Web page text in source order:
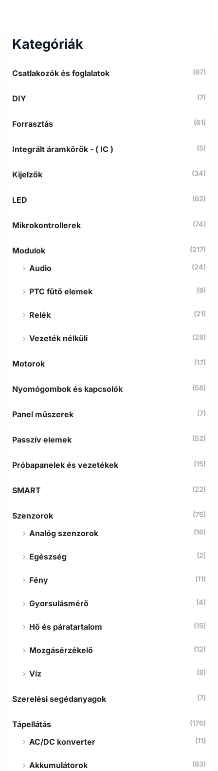
a
v
k
z
e
Kategóriák
Csatlakozók és foglalatok (87)
DIY (7)
Forrasztás (61)
Integrált áramkörök - ( IC ) (5)
Kijelzők (34)
LED (62)
Mikrokontrollerek (74)
Modulok (217)
Audio (24)
PTC fűtő elemek (9)
Relék (21)
Vezeték nélküli (28)
Motorok (17)
Nyomógombok és kapcsolók (58)
Panel műszerek (7)
Passzív elemek (52)
Próbapanelek és vezetékek (15)
SMART (22)
Szenzorok (75)
Analóg szenzorok (16)
Egészség (2)
Fény (11)
Gyorsulásmérő (4)
Hő és páratartalom (15)
Mozgásérzékelő (12)
Víz (8)
Szerelési segédanyagok (7)
Tápellátás (176)
AC/DC konverter (11)
Akkumulátorok (83)